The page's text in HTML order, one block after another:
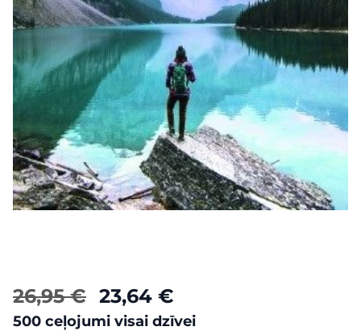
26,95 € 23,64 €
500 ceļojumi visai dzīvei